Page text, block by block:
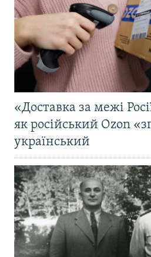
«Доставка за межі
як російський Ozon
український